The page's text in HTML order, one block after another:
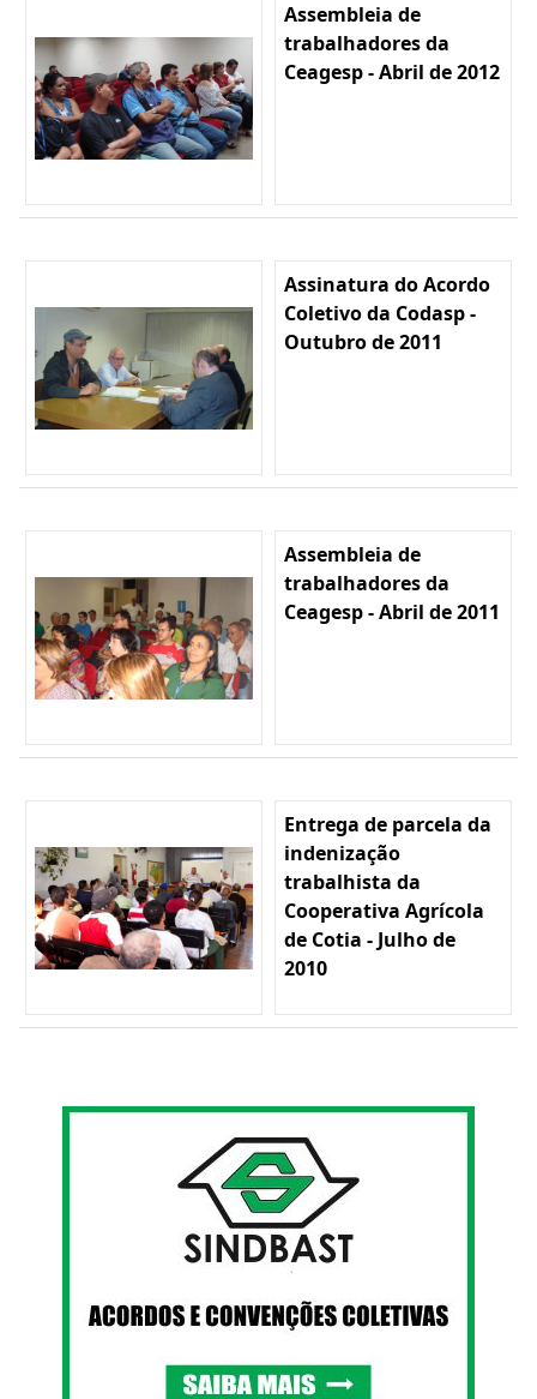
Assembleia de
trabalhadores da
Ceagesp - Abril de 2012
Assinatura do Acordo
Coletivo da Codasp -
Outubro de 2011
Assembleia de
trabalhadores da
Ceagesp - Abril de 2011
Entrega de parcela da
indenização
trabalhista da
Cooperativa Agrícola
de Cotia - Julho de
2010